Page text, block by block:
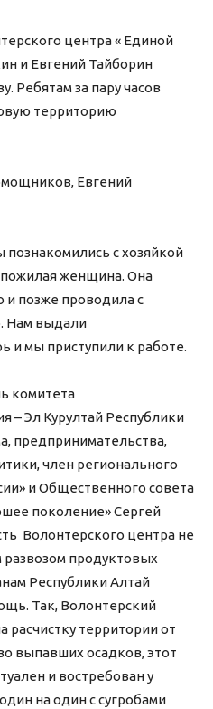
центра « Единой
и Евгений Тайборин
Ребятам за пару часов
территорию
Евгений
с хозяйкой
пожилая женщина. Она
и позже проводила с
Нам выдали
и мы приступили к работе.
комитета
– Эл Курултай Республики
предпринимательства,
член регионального
и Общественного совета
поколение» Сергей
Волонтерского центра не
продуктовых
Республики Алтай
Так, Волонтерский
расчистку территории от
выпавших осадков, этот
и востребован у
на один с сугробами